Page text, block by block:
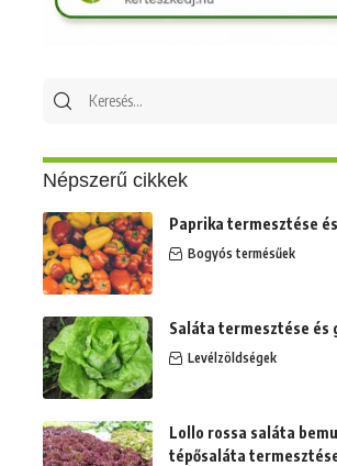
Keresés
Népszerű cikkek
Paprika termesztése
Bogyós termésűek
Saláta termesztése és
Levélzöldségek
Lollo rossa saláta
tépősaláta